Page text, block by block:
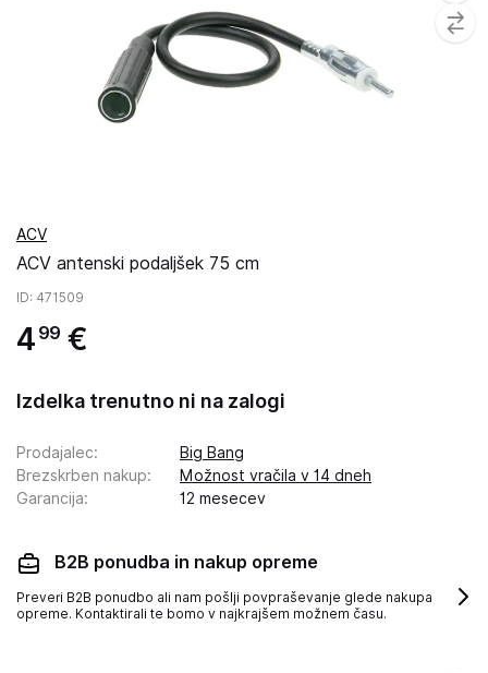
ACV
ACV antenski podaljšek 75 cm
ID: 471509
4 99 €
Izdelka trenutno ni na zalogi
Prodajalec:
Big Bang
Brezskrben nakup:
Možnost vračila v 14 dneh
Garancija: 12 mesecev
B2B ponudba in nakup opreme
Preveri B2B ponudbo ali nam pošlji povpraševanje glede nakupa
opreme. Kontaktirali te bomo v najkrajšem možnem času.